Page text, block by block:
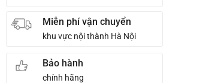
Miễn phí vận chuyển
khu vực nội thành Hà Nội
Bảo hành
chính hãng